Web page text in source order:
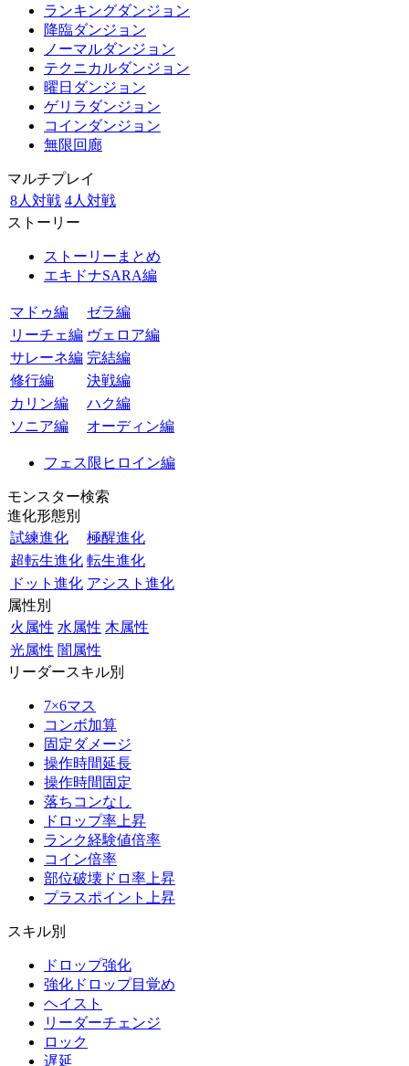
ランキングダンジョン
降臨ダンジョン
ノーマルダンジョン
テクニカルダンジョン
曜日ダンジョン
ゲリラダンジョン
コインダンジョン
無限回廊
マルチプレイ
8人対戦 4人対戦
ストーリー
ストーリーまとめ
エキドナSARA編
マドゥ編
ゼラ編
リーチェ編 ヴェロア編
サレーネ編 完結編
修行編
決戦編
カリン編
ハク編
ソニア編
オーディン編
フェス限ヒロイン編
モンスター検索
進化形態別
試練進化
極醒進化
超転生進化 転生進化
ドット進化 アシスト進化
属性別
火属性 水属性 木属性
光属性 闇属性
リーダースキル別
7×6マス
コンボ加算
固定ダメージ
操作時間延長
操作時間固定
落ちコンなし
ドロップ率上昇
ランク経験値倍率
コイン倍率
部位破壊ドロ率上昇
プラスポイント上昇
スキル別
ドロップ強化
強化ドロップ目覚め
ヘイスト
リーダーチェンジ
ロック
遅延